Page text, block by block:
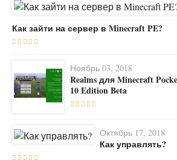
Как зайти на сервер в Minecraft PE?
Ноябрь 03, 2018
Realms для Minecraft
10 Edition Beta
Октябрь 17, 2018
Как управлять?